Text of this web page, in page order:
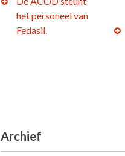
het personeel van
Fedasil.
Archief